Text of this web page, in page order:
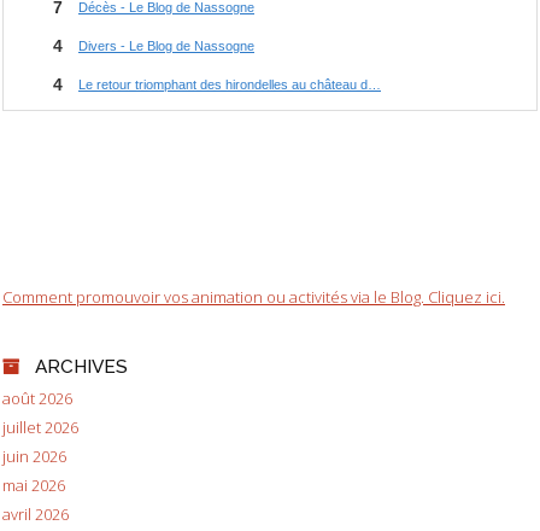
Comment promouvoir vos animation ou activités via le Blog. Cliquez ici.
ARCHIVES
août 2026
juillet 2026
juin 2026
mai 2026
avril 2026